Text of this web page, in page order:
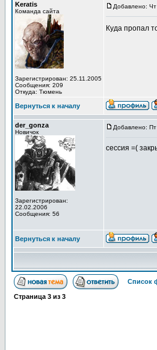
Keratis
Команда сайта
Зарегистрирован: 25.11.2005
Сообщения: 209
Откуда: Тюмень
Добавлено:
Куда пропал
Вернуться к началу
der_gonza
Новичок
Зарегистрирован:
22.02.2006
Сообщения: 56
Добавлено:
сессия =(
Вернуться к началу
Список
Страница 3 из 3